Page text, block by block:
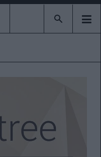
Type 2 or